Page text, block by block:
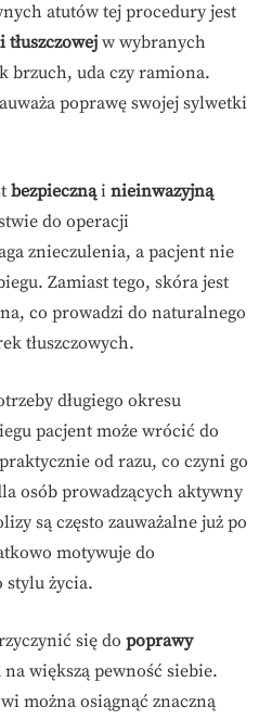
atutów tej procedury jest
w wybranych
brzuch, uda czy ramiona.
poprawę swojej sylwetki
bezpiecznąi nieinwazyjną
do operacji
znieczulenia, a pacjent nie
Zamiast tego, skóra jest
co prowadzi do naturalnego
tłuszczowych.
długiego okresu
pacjent może wrócić do
od razu, co czyni go
osób prowadzących aktywny
są często zauważalne już po
motywuje do
stylu życia.
się do poprawy
na większą pewność siebie.
można osiągnąć znaczną